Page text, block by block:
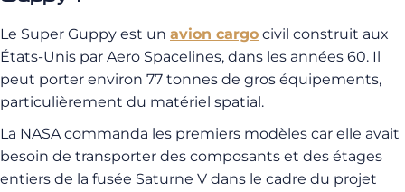
Le Super Guppy est un avion cargo civil construit aux
États-Unis par Aero Spacelines, dans les années 60. Il
peut porter environ 77 tonnes de gros équipements,
particulièrement du matériel spatial.
La NASA commanda les premiers modèles car elle avait
besoin de transporter des composants et des étages
entiers de la fusée Saturne V dans le cadre du projet